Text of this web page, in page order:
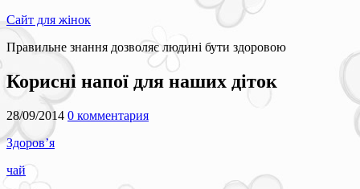
Сайт для жінок
Правильне знання дозволяє людині бути здоровою
Корисні напої для наших діток
28/09/2014 0 комментария
Здоров’я
чай